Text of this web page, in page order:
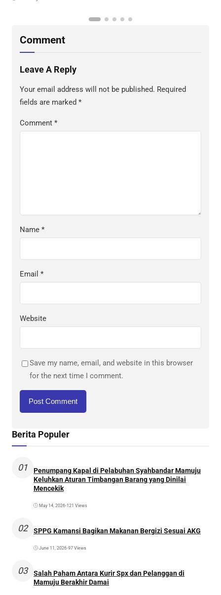
Comment
Leave A Reply
Your email address will not be published. Required
fields are marked *
Comment *
Name *
Email *
Website
Save my name, email, and website in this browser
for the next time I comment.
Berita Populer
01
Penumpang Kapal di Pelabuhan Syahbandar Mamuju
Keluhkan Aturan Timbangan Barang yang Dinilai
Mencekik
May 14, 2026•121 Views
02 SPPG Kamansi Bagikan Makanan Bergizi Sesuai AKG
June 11, 2026•97 Views
03
Salah Paham Antara Kurir Spx dan Pelanggan di
Mamuju Berakhir Damai